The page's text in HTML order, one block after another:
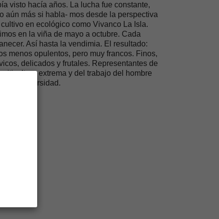
visto hacía años. La lucha fue constante,
aún más si habla- mos desde la perspectiva
en ecológico como Vivanco La Isla.
en la viña de mayo a octubre. Cada
Así hasta la vendimia. El resultado:
menos opulentos, pero muy francos. Finos,
delicados y frutales. Representantes de
viticultura extrema y del trabajo del hombre
la adversidad.